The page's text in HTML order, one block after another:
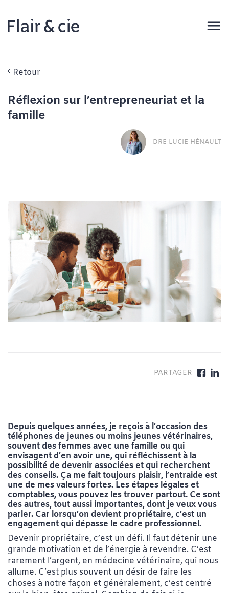
contenu
Retour
Réflexion sur l’entrepreneuriat et la
famille
DRE LUCIE HÉNAULT
Depuis quelques années, je reçois à l’occasion des
téléphones de jeunes ou moins jeunes vétérinaires,
souvent des femmes avec une famille ou qui
envisagent d’en avoir une, qui réfléchissent à la
possibilité de devenir associées et qui recherchent
des conseils. Ça me fait toujours plaisir, l’entraide est
une de mes valeurs fortes. Les étapes légales et
comptables, vous pouvez les trouver partout. Ce sont
des autres, tout aussi importantes, dont je veux vous
parler. Car lorsqu’on devient propriétaire, c’est un
engagement qui dépasse le cadre professionnel.
Devenir propriétaire, c’est un défi. Il faut détenir une
grande motivation et de l’énergie à revendre. C’est
rarement l’argent, en médecine vétérinaire, qui nous
allume. C’est plus souvent un désir de faire les
choses à notre façon et généralement, c’est centré